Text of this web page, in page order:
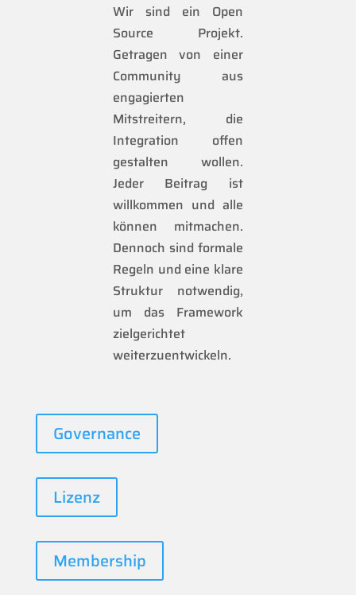
Wir sind ein Open
Source Projekt.
Getragen von einer
Community aus
engagierten
Mitstreitern, die
Integration offen
gestalten wollen.
Jeder Beitrag ist
willkommen und alle
können mitmachen.
Dennoch sind formale
Regeln und eine klare
Struktur notwendig,
um das Framework
zielgerichtet
weiterzuentwickeln.
Governance
Lizenz
Membership